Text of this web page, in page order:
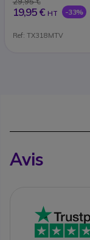
19,95 € HT -33%
Ref: TX318MTV
Avis